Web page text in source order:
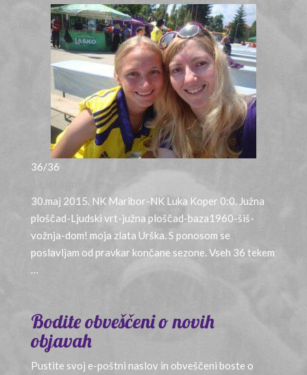
36/36
30.maj 2015. NK Maribor-NK Luka Koper 0:0. Južna
ploščad-Ljudski vrt-južna ploščad-baza1960-šiš-
vožnja-dom! moja zlata Urška. S ponosom se
poslavljam od pravkar končane sezone. Vseh 36 tekem
…
Bodite obveščeni o novih
objavah
Pustite svoj e-poštni naslov in obveščeni boste o